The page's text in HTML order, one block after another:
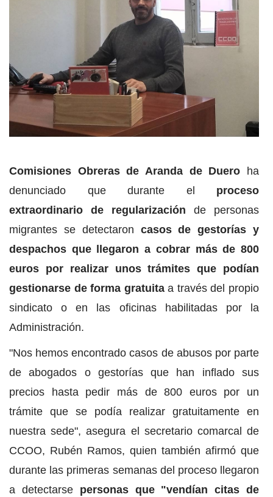
Comisiones Obreras de Aranda de Duero ha
denunciado que durante el proceso
extraordinario de regularización de personas
migrantes se detectaron casos de gestorías y
despachos que llegaron a cobrar más de 800
euros por realizar unos trámites que podían
gestionarse de forma gratuitaa través del propio
sindicato o en las oficinas habilitadas por la
Administración.
"Nos hemos encontrado casos de abusos por parte
de abogados o gestorías que han inflado sus
precios hasta pedir más de 800 euros por un
trámite que se podía realizar gratuitamente en
nuestra sede", asegura el secretario comarcal de
CCOO, Rubén Ramos, quien también afirmó que
durante las primeras semanas del proceso llegaron
a detectarsepersonas que "vendían citas de